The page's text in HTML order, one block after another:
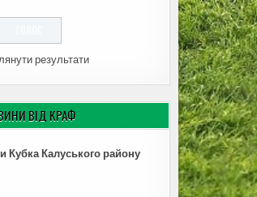
результати
ВІД КРАФ
Кубка Калуського району